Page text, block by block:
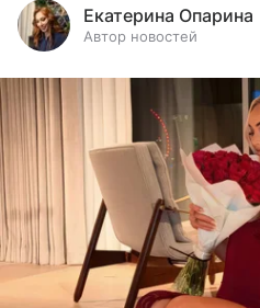
Екатерина Опарина
Автор новостей